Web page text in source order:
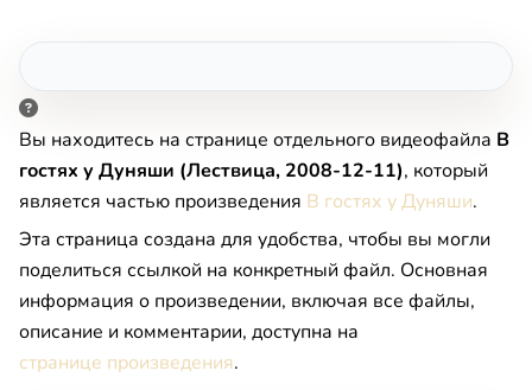
Вы находитесь на странице отдельного видеофайла В
гостях у Дуняши (Лествица, 2008-12-11), который
является частью произведения В гостях у Дуняши.
Эта страница создана для удобства, чтобы вы могли
поделиться ссылкой на конкретный файл. Основная
информация о произведении, включая все файлы,
описание и комментарии, доступна на
странице произведения.